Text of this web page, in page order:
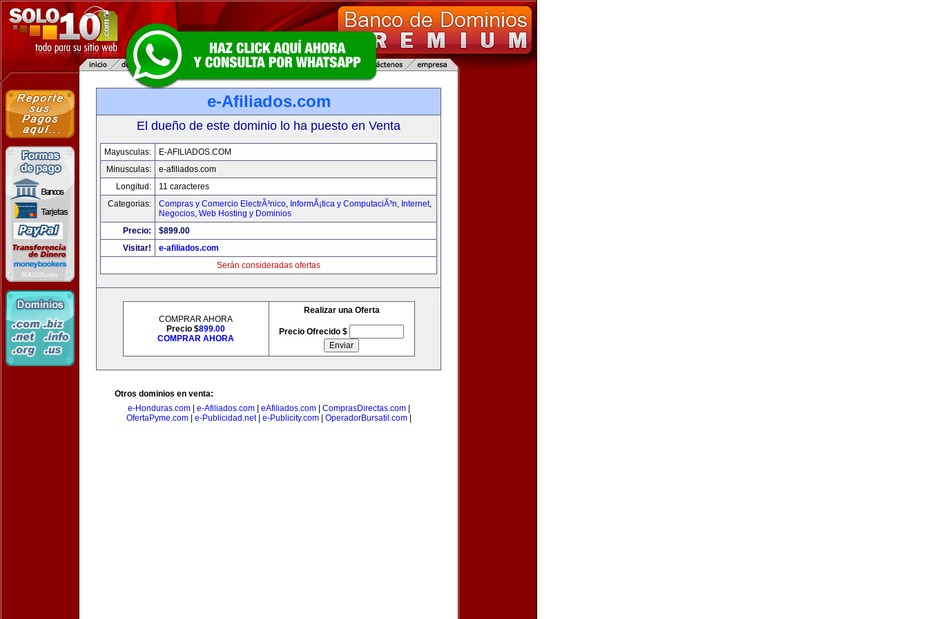
e-Afiliados.com
El dueño de este dominio lo ha puesto en Venta
Mayusculas:
E-AFILIADOS.COM
Minusculas:
e-afiliados.com
Longitud:
11 caracteres
Categorias:
Compras y Comercio ElectrÃ³nico, InformÃ¡tica y ComputaciÃ³n, Internet,
Negocios, Web Hosting y Dominios
Precio:
$899.00
Visitar!
e-afiliados.com
Serán consideradas ofertas
COMPRAR AHORA
Precio $899.00
COMPRAR AHORA
Realizar una Oferta
Precio Ofrecido $
Otros dominios en venta:
e-Honduras.com| e-Afiliados.com| eAfiliados.com| ComprasDirectas.com|
OfertaPyme.com| e-Publicidad.net| e-Publicity.com| OperadorBursatil.com|